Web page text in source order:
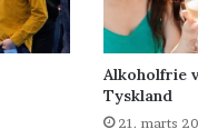
Alkoholfrie
Tyskland
21. marts